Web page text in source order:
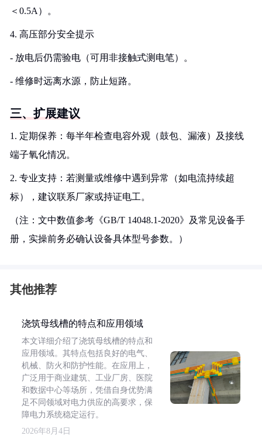
＜0.5A）。
4. 高压部分安全提示
- 放电后仍需验电（可用非接触式测电笔）。
- 维修时远离水源，防止短路。
三、扩展建议
1. 定期保养：每半年检查电容外观（鼓包、漏液）及接线
端子氧化情况。
2. 专业支持：若测量或维修中遇到异常（如电流持续超
标），建议联系厂家或持证电工。
（注：文中数值参考《GB/T 14048.1-2020》及常见设备手
册，实操前务必确认设备具体型号参数。）
其他推荐
浇筑母线槽的特点和应用领域
本文详细介绍了浇筑母线槽的特点和
应用领域。其特点包括良好的电气、
机械、防火和防护性能。在应用上，
广泛用于商业建筑、工业厂房、医院
和数据中心等场所，凭借自身优势满
足不同领域对电力供应的高要求，保
障电力系统稳定运行。
2026年8月4日